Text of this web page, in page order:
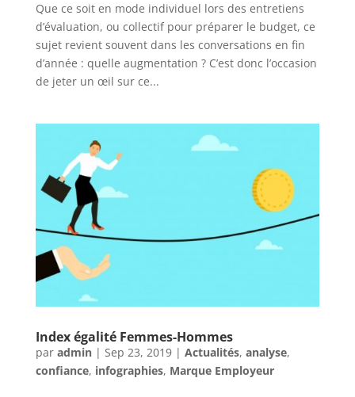
Que ce soit en mode individuel lors des entretiens
d’évaluation, ou collectif pour préparer le budget, ce
sujet revient souvent dans les conversations en fin
d’année : quelle augmentation ? C’est donc l’occasion
de jeter un œil sur ce...
Index égalité Femmes-Hommes
par admin| Sep 23, 2019| Actualités, analyse,
confiance, infographies, Marque Employeur